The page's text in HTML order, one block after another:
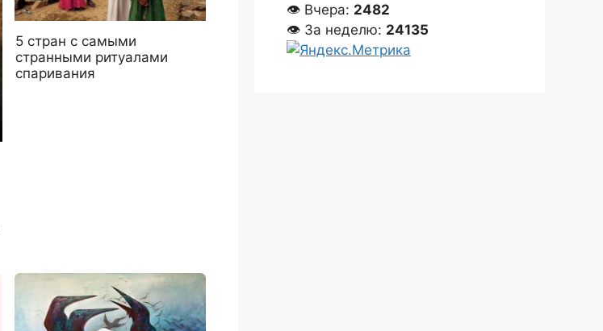
5 стран с самыми
странными ритуалами
спаривания
👁 Вчера: 2482
👁 За неделю: 24135